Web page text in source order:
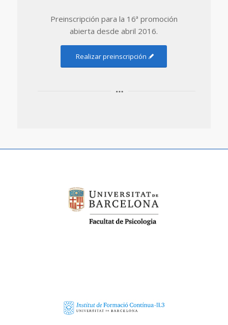
Preinscripción para la 16ª promoción
abierta desde abril 2016.
Realizar preinscripción